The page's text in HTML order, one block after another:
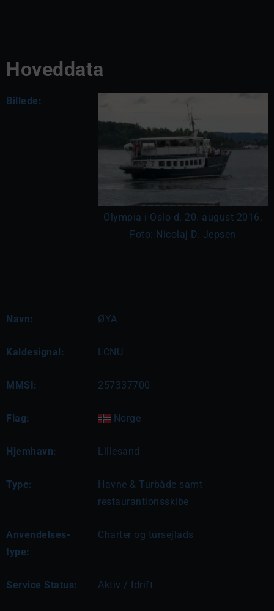
Hoveddata
Billede:
Olympia i Oslo d. 20. august 2016.
Foto: Nicolaj D. Jepsen
Navn: ØYA
Kaldesignal: LCNU
MMSI: 257337700
Flag: Norge
Hjemhavn: Lillesand
Type:
Havne & Turbåde samt
restaurantionsskibe
Anvendelses-
type:
Charter og tursejlads
Service Status: Aktiv / Idrift